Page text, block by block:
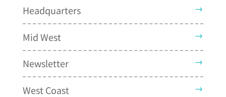
Headquarters
Mid West
Newsletter
West Coast